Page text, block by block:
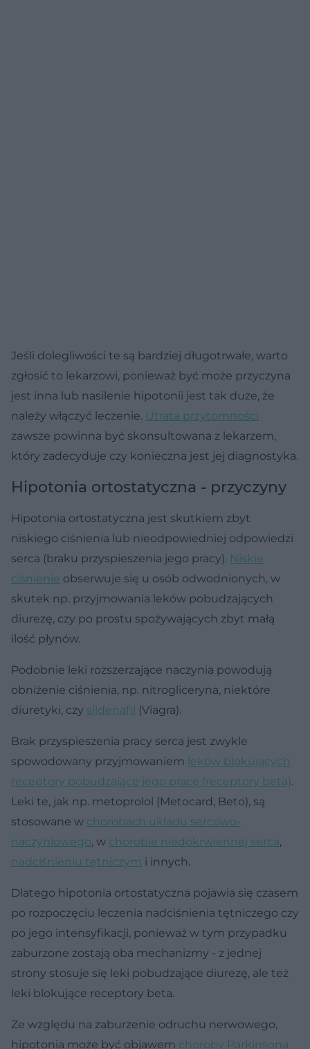
Jeśli dolegliwości te są bardziej długotrwałe, warto
zgłosić to lekarzowi, ponieważ być może przyczyna
jest inna lub nasilenie hipotonii jest tak duże, że
należy włączyć leczenie. Utrata przytomności
zawsze powinna być skonsultowana z lekarzem,
który zadecyduje czy konieczna jest jej diagnostyka.
Hipotonia ortostatyczna - przyczyny
Hipotonia ortostatyczna jest skutkiem zbyt
niskiego ciśnienia lub nieodpowiedniej odpowiedzi
serca (braku przyspieszenia jego pracy). Niskie
ciśnienie obserwuje się u osób odwodnionych, w
skutek np. przyjmowania leków pobudzających
diurezę, czy po prostu spożywających zbyt małą
ilość płynów.
Podobnie leki rozszerzające naczynia powodują
obniżenie ciśnienia, np. nitrogliceryna, niektóre
diuretyki, czy sildenafil (Viagra).
Brak przyspieszenia pracy serca jest zwykle
spowodowany przyjmowaniem leków blokujących
receptory pobudzające jego pracę (receptory beta).
Leki te, jak np. metoprolol (Metocard, Beto), są
stosowane w chorobach układu sercowo-
naczyniowego, w chorobie niedokrwiennej serca,
nadciśnieniu tętniczym i innych.
Dlatego hipotonia ortostatyczna pojawia się czasem
po rozpoczęciu leczenia nadciśnienia tętniczego czy
po jego intensyfikacji, ponieważ w tym przypadku
zaburzone zostają oba mechanizmy - z jednej
strony stosuje się leki pobudzające diurezę, ale też
leki blokujące receptory beta.
Ze względu na zaburzenie odruchu nerwowego,
hipotonia może być objawem choroby Parkinsona